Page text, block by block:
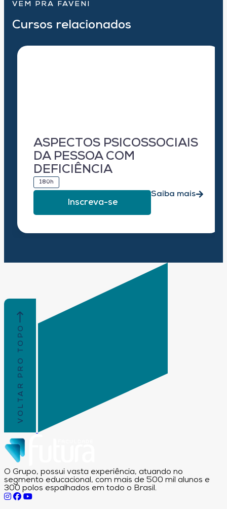
VEM PRA FAVENI
Cursos relacionados
ASPECTOS PSICOSSOCIAIS
DA PESSOA COM
DEFICIÊNCIA
180h
Inscreva-se
Saiba mais
VOLTAR PRO TOPO
O Grupo, possui vasta experiência, atuando no
segmento educacional, com mais de 500 mil alunos e
300 polos espalhados em todo o Brasil.